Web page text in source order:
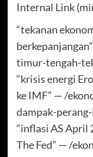
Internal Link
“tekanan
timur-tengah-
“krisis energi
ke IMF” — /
dampak-
“inflasi AS April
The Fed” — /